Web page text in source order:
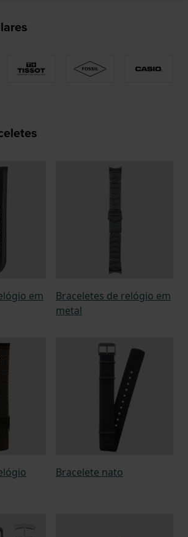
em
Braceletes de relógio em
metal
Bracelete nato